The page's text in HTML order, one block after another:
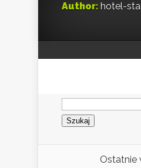
Author: hotel-
Szukaj:
Ostatnie